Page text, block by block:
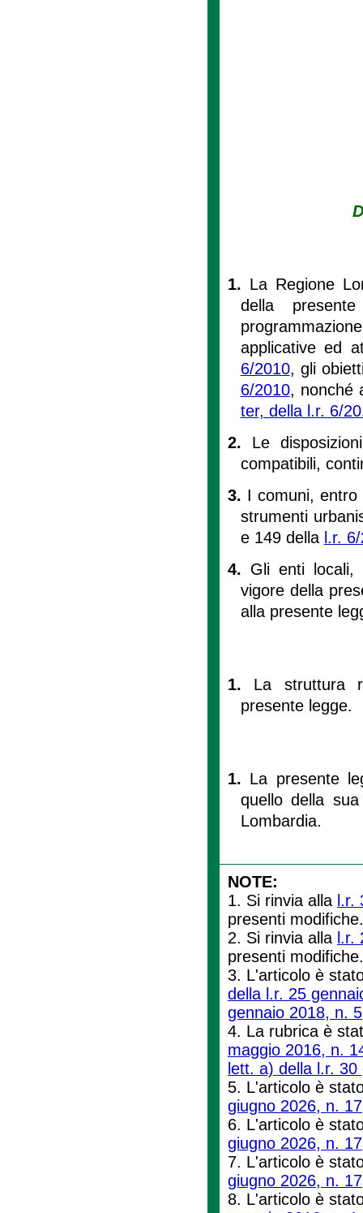
1. La Regione
della
applicative ed
6/2010, gli
6/2010, nonché
ter, della l.r. 6/
2. Le
compatibili,
3. I comuni, entro
strumenti
e 149 della l.r.
4. Gli enti locali,
vigore della
alla presente
1. La struttura
presente legge.
1. La presente
quello della
Lombardia.
NOTE:
1. Si rinvia alla l.r.
presenti
2. Si rinvia alla l.r.
presenti
3. L'articolo è
della l.r. 25
gennaio 2018, n. 5
4. La rubrica è
maggio 2016, n.
lett. a) della l.r.
5. L'articolo è
giugno 2026, n. 17
6. L'articolo è
giugno 2026, n. 17
7. L'articolo è
giugno 2026, n. 17
8. L'articolo è